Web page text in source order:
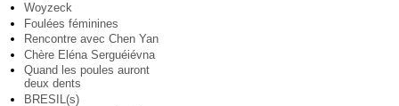
Woyzeck
Foulées féminines
Rencontre avec Chen Yan
Chère Eléna Serguéiévna
Quand les poules auront
deux dents
BRESIL(s)